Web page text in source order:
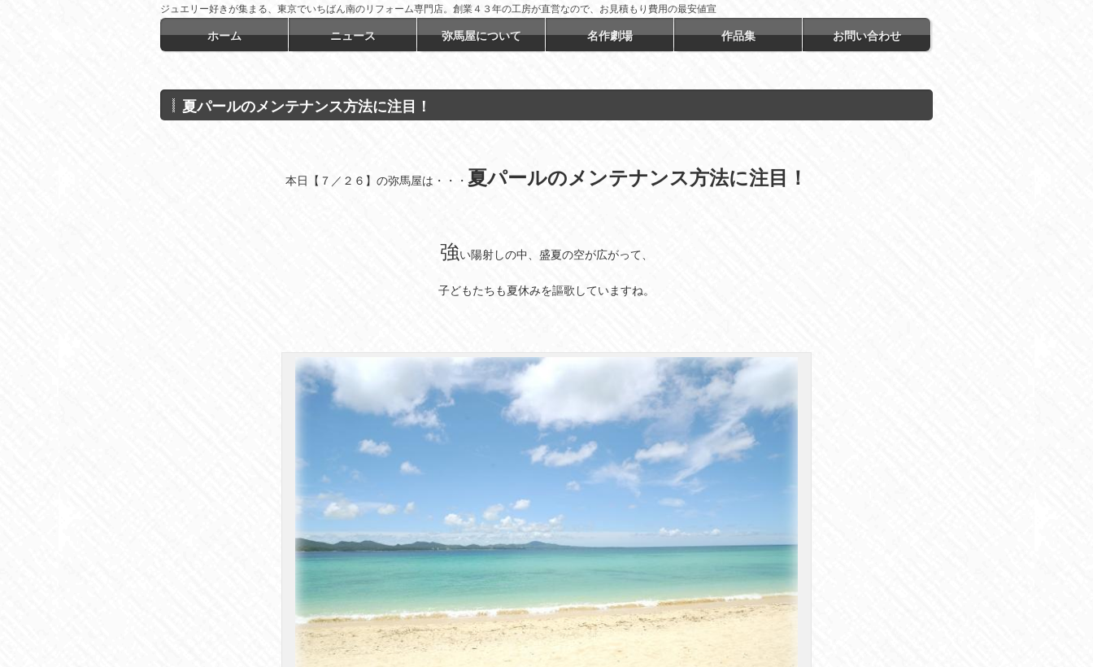
ジュエリー好きが集まる、東京でいちばん南のリフォーム専門店。創業４３年の工房が直営なので、お見積もり費用の最安値宣
言！
ホーム ニュース 弥馬屋について 名作劇場 作品集 お問い合わせ
夏パールのメンテナンス方法に注目！
本日【７／２６】の弥馬屋は・・・ 夏パールのメンテナンス方法に注目！
強い陽射しの中、盛夏の空が広がって、
子どもたちも夏休みを謳歌していますね。